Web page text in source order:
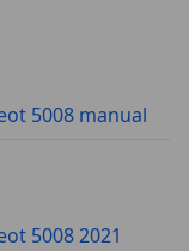
5008 manual
5008 2021